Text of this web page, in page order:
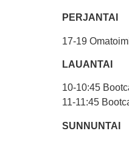
PERJANTAI
17-19
LAUANTAI
10-10:45
11-11:45
SUNNUNTAI